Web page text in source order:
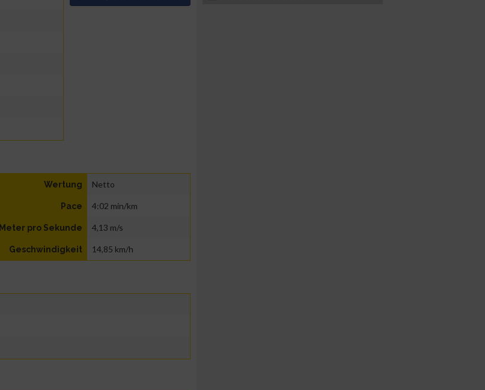
Wertung Netto
Pace 4:02 min/km
Meter pro Sekunde 4,13 m/s
Geschwindigkeit 14,85 km/h